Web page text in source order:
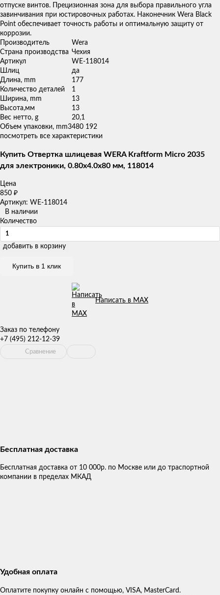
отпуске винтов. Прецизионная зона для выбора правильного угла
завинчивания при юстировочных работах. Наконечник Wera Black
Point обеспечивает точность работы и оптимальную защиту от
коррозии.
Производитель
Wera
Страна производства Чехия
Артикул
WE-118014
Шлиц
да
Длина, mm
177
Количество деталей
1
Ширина, mm
13
Высота,мм
13
Вес нетто, g
20,1
Объем упаковки, mm3480 192
посмотреть все характеристики
Купить Отвертка шлицевая WERA Kraftform Micro 2035
для электроники, 0.80x4.0x80 мм, 118014
Цена
850 ₽
Артикул: WE-118014
В наличии
Количество
добавить в корзину
Купить в 1 клик
Написать в MAX
Заказ по телефону
+7 (495) 212-12-39
Сравнение
Бесплатная доставка
Бесплатная доставка от 10 000р. по Москве или до траспортной
компании в пределах МКАД
Удобная оплата
Оплатите покупку онлайн с помощью, VISA, MasterCard.